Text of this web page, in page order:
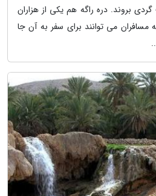
گردی بروند. دره راگه هم یکی از هزاران
مسافران می توانند برای سفر به آن جا